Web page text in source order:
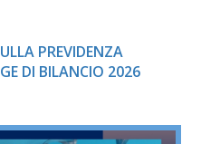
PREVIDENZA
DI BILANCIO 2026